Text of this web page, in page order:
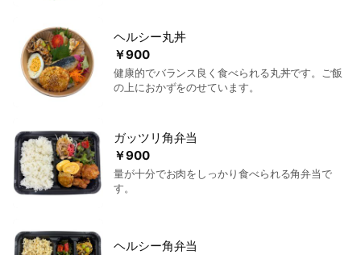
￥900
ヘルシー丸丼
健康的でバランス良く食べられる丸丼です。ご飯
の上におかずをのせています。
￥900
ガッツリ角弁当
量が十分でお肉をしっかり食べられる角弁当で
す。
ヘルシー角弁当